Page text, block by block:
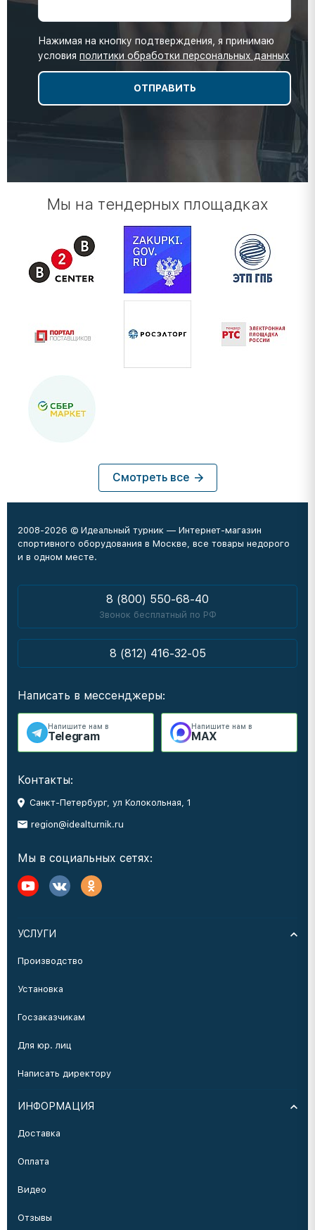
Нажимая на кнопку подтверждения, я принимаю
условия политики обработки персональных данных
Мы на тендерных площадках
Смотреть все
2008-2026 © Идеальный турник — Интернет-магазин
спортивного оборудования в Москве, все товары недорого
и в одном месте.
8 (800) 550-68-40
Звонок бесплатный по РФ
8 (812) 416-32-05
Написать в мессенджеры:
Напишите нам в
Telegram
Напишите нам в
MAX
Контакты:
Санкт-Петербург, ул Колокольная, 1
region@idealturnik.ru
Мы в социальных сетях:
УСЛУГИ
Производство
Установка
Госзаказчикам
Для юр. лиц
Написать директору
ИНФОРМАЦИЯ
Доставка
Оплата
Видео
Отзывы